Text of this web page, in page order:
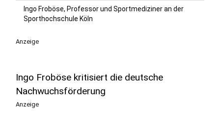
Ingo Froböse, Professor und Sportmediziner an der
Sporthochschule Köln
Anzeige
Ingo Froböse kritisiert die deutsche
Nachwuchsförderung
Anzeige